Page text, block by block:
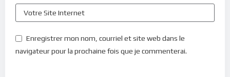
Enregistrer mon nom, courriel et site web dans le
navigateur pour la prochaine fois que je commenterai.